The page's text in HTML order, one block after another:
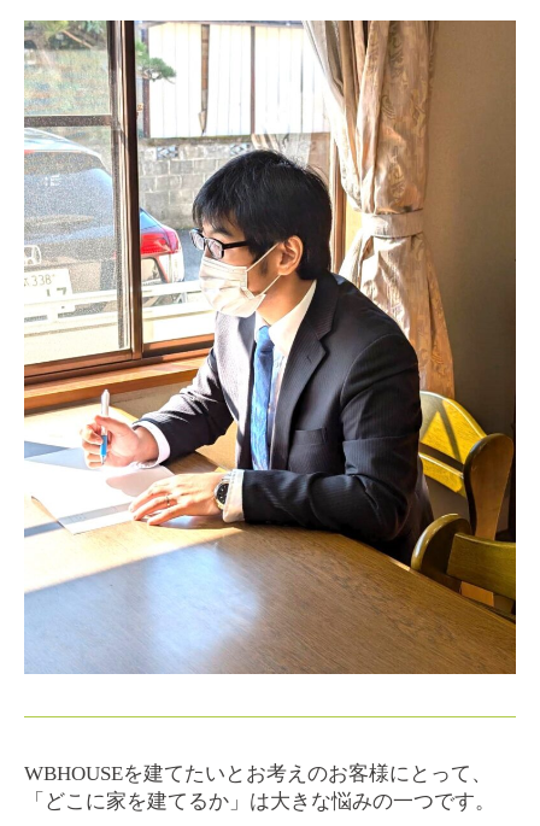
WBHOUSEを建てたいとお考えのお客様にとって、
「どこに家を建てるか」は大きな悩みの一つです。